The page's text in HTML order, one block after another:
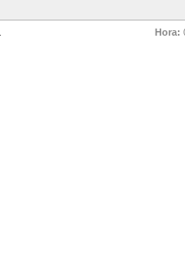
Hora: